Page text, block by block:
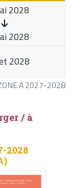
A 2027-2028
2028
2028
2028
/ à
2028